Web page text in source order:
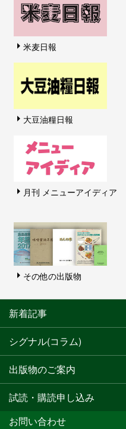
米麦日報
大豆油糧日報
月刊 メニューアイディア
その他の出版物
新着記事
シグナル(コラム)
出版物のご案内
試読・購読申し込み
お問い合わせ